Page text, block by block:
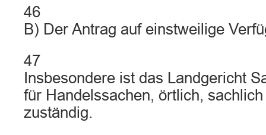
46
B) Der Antrag auf einstweilige
47
Insbesondere ist das Landgericht
für Handelssachen, örtlich,
zuständig.